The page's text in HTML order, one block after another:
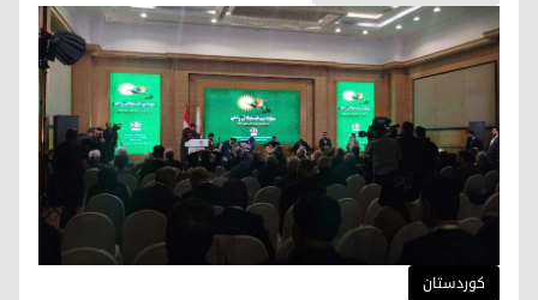
کوردستان